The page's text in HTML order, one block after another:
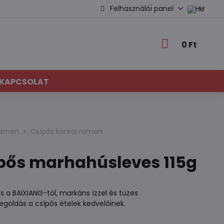
Felhasználói panel
0 Ft
Csípős koreai ramen
marhahúsleves 115g
BAIXIANG-tól, markáns ízzel és tüzes
a csípős ételek kedvelőinek.